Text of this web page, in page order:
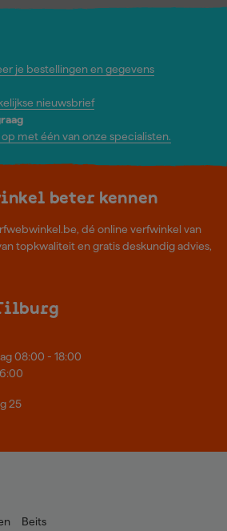
je bestellingen en gegevens
nieuwsbrief
met één van onze specialisten.
beter kennen
dé online verfwinkel van
topkwaliteit en gratis deskundig advies,
08:00 - 18:00
25
Beits